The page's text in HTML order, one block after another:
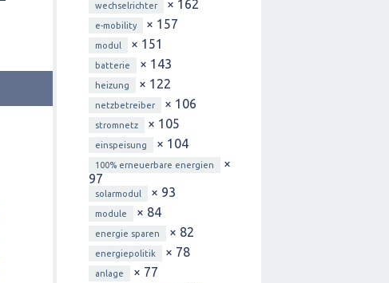
wechselrichter × 162
e-mobility × 157
modul × 151
batterie × 143
heizung × 122
netzbetreiber × 106
stromnetz × 105
einspeisung × 104
100% erneuerbare energien
×
97
solarmodul × 93
module × 84
energie sparen × 82
energiepolitik × 78
anlage × 77